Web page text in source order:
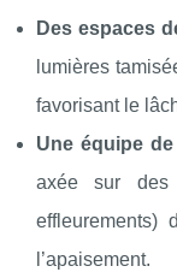
Des espaces
lumières
favorisant le
Une équipe
axée sur des
effleurements)
l’apaisement.